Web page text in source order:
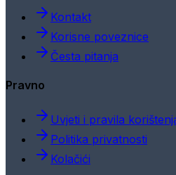
Kontakt
Korisne poveznice
Česta pitanja
Pravno
Uvjeti i pravila
Politika privatnosti
Kolačići